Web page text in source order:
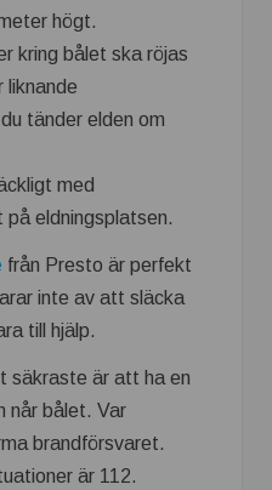
högt.
kring bålet ska röjas
liknande
tänder elden om
med
på eldningsplatsen.
från Presto är perfekt
inte av att släcka
till hjälp.
säkraste är att ha en
når bålet. Var
brandförsvaret.
är 112.